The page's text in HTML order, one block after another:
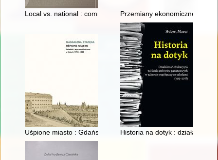
Local vs. national : commemorative practices of Jewish
Przemiany ekonomiczne i
Uśpione miasto : Gdańsk i jego architektura w latach 1793-
Historia na dotyk : działalność